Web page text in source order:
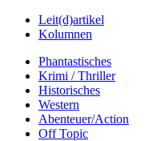
Leit(d)artikel
Kolumnen
Phantastisches
Krimi / Thriller
Historisches
Western
Abenteuer/Action
Off Topic